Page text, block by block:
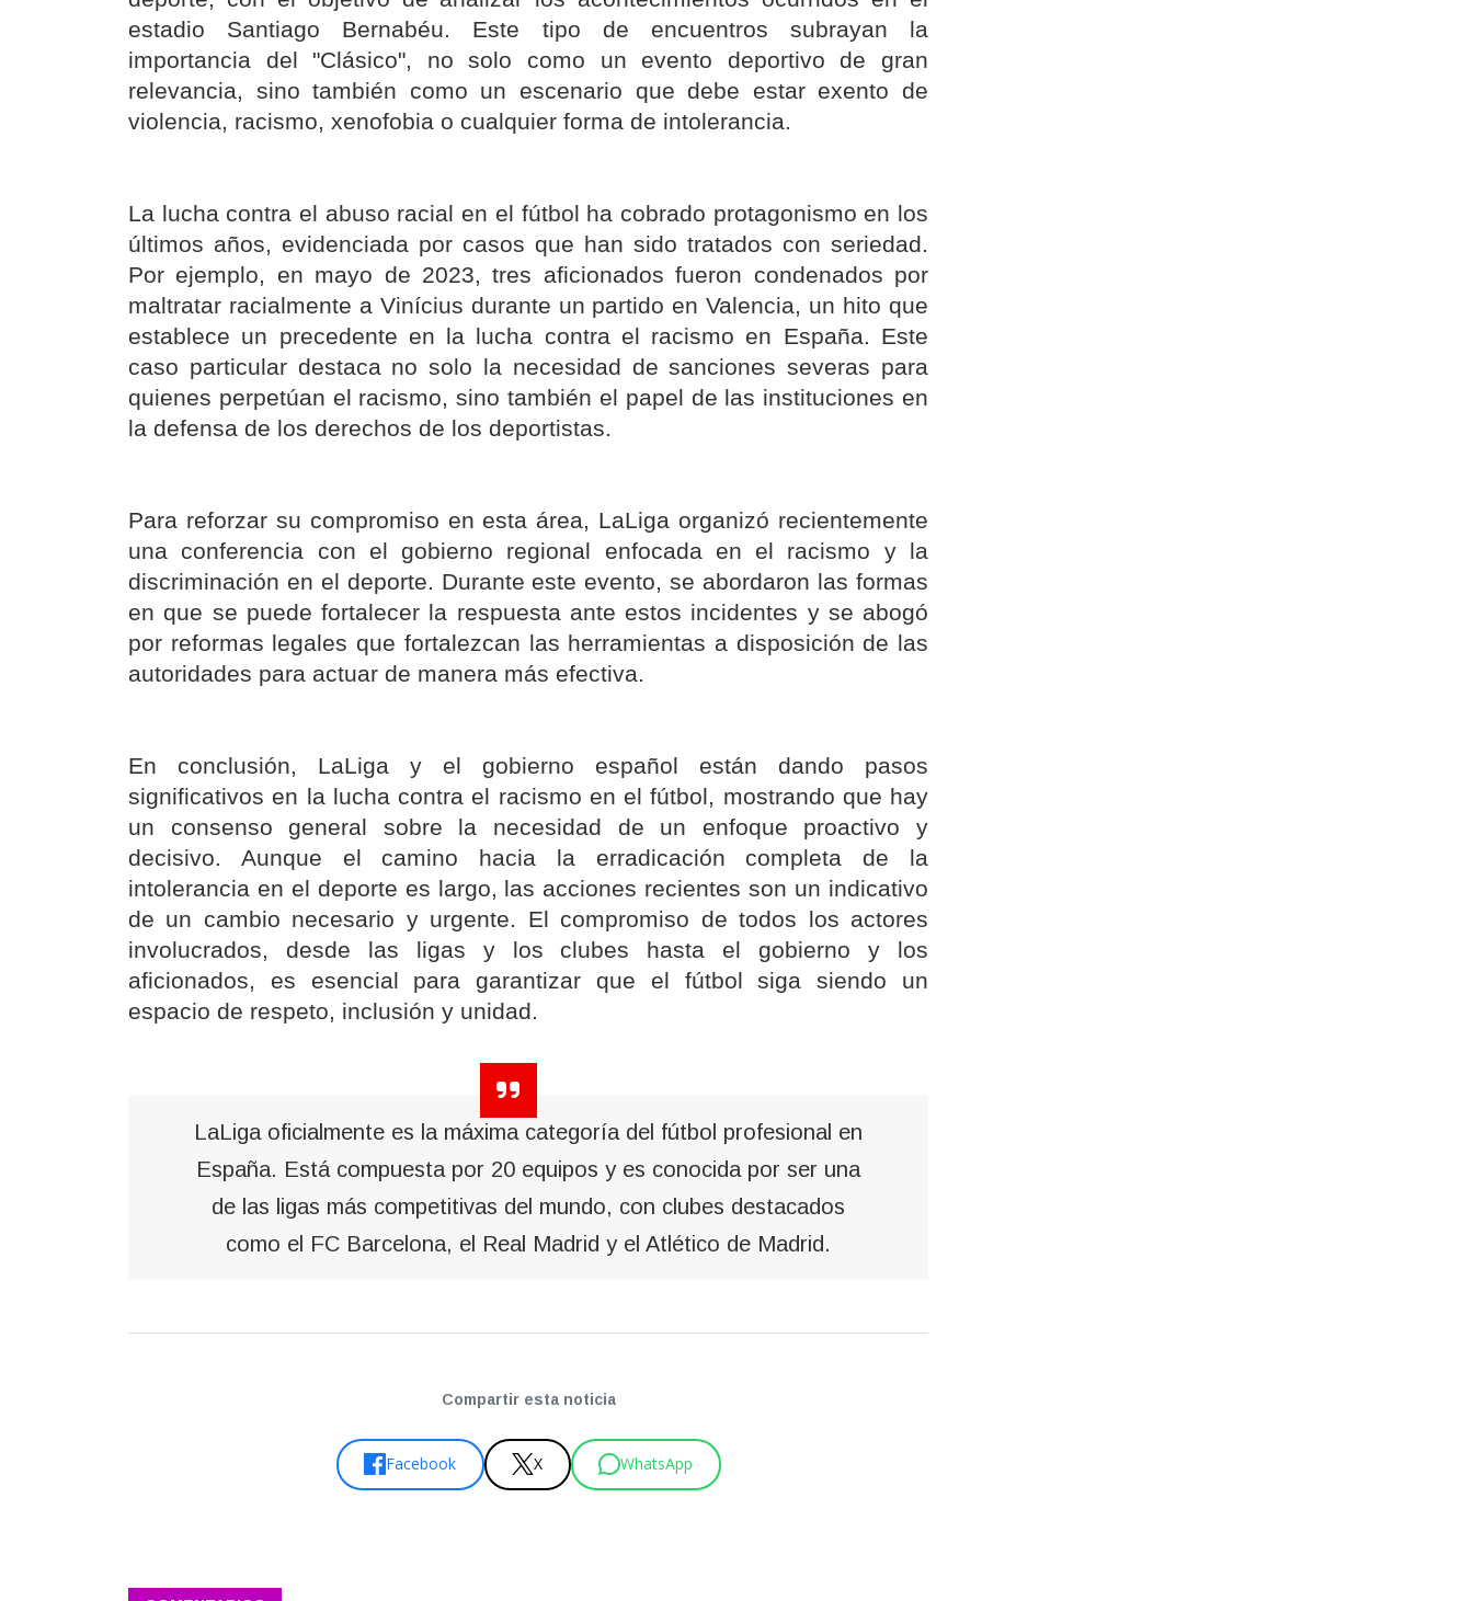
estadio Santiago Bernabéu. Este tipo de encuentros subrayan la
importancia del "Clásico", no solo como un evento deportivo de gran
relevancia, sino también como un escenario que debe estar exento de
violencia, racismo, xenofobia o cualquier forma de intolerancia.
La lucha contra el abuso racial en el fútbol ha cobrado protagonismo en los
últimos años, evidenciada por casos que han sido tratados con seriedad.
Por ejemplo, en mayo de 2023, tres aficionados fueron condenados por
maltratar racialmente a Vinícius durante un partido en Valencia, un hito que
establece un precedente en la lucha contra el racismo en España. Este
caso particular destaca no solo la necesidad de sanciones severas para
quienes perpetúan el racismo, sino también el papel de las instituciones en
la defensa de los derechos de los deportistas.
Para reforzar su compromiso en esta área, LaLiga organizó recientemente
una conferencia con el gobierno regional enfocada en el racismo y la
discriminación en el deporte. Durante este evento, se abordaron las formas
en que se puede fortalecer la respuesta ante estos incidentes y se abogó
por reformas legales que fortalezcan las herramientas a disposición de las
autoridades para actuar de manera más efectiva.
En conclusión, LaLiga y el gobierno español están dando pasos
significativos en la lucha contra el racismo en el fútbol, mostrando que hay
un consenso general sobre la necesidad de un enfoque proactivo y
decisivo. Aunque el camino hacia la erradicación completa de la
intolerancia en el deporte es largo, las acciones recientes son un indicativo
de un cambio necesario y urgente. El compromiso de todos los actores
involucrados, desde las ligas y los clubes hasta el gobierno y los
aficionados, es esencial para garantizar que el fútbol siga siendo un
espacio de respeto, inclusión y unidad.
LaLiga oficialmente es la máxima categoría del fútbol profesional en
España. Está compuesta por 20 equipos y es conocida por ser una
de las ligas más competitivas del mundo, con clubes destacados
como el FC Barcelona, el Real Madrid y el Atlético de Madrid.
Compartir esta noticia
Facebook X WhatsApp